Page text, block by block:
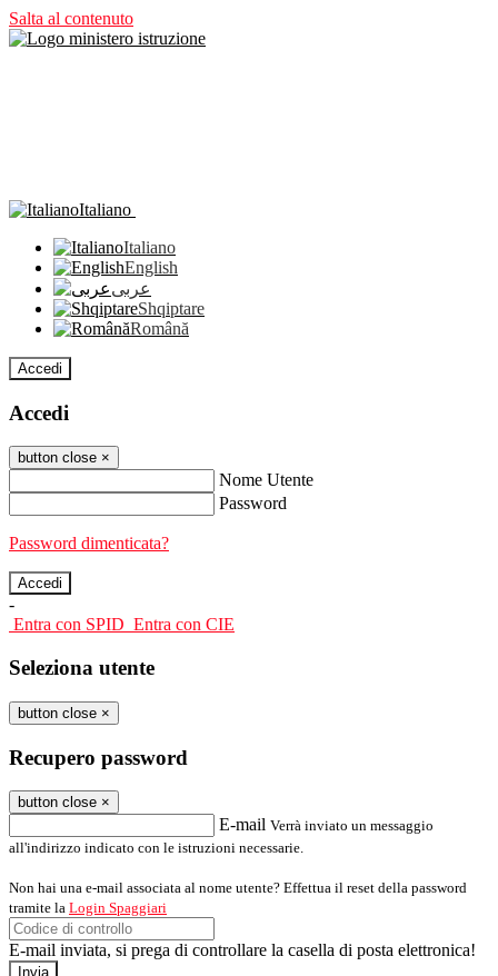
Salta al contenuto
Italiano
Italiano
English
عربى
Shqiptare
Română
Accedi
Accedi
button close ×
Nome Utente
Password
Password dimenticata?
-
Entra con SPID Entra con CIE
Seleziona utente
button close ×
Recupero password
button close ×
E-mail Verrà inviato un messaggio
all'indirizzo indicato con le istruzioni necessarie.
Non hai una e-mail associata al nome utente? Effettua il reset della password
tramite la Login Spaggiari
E-mail inviata, si prega di controllare la casella di posta elettronica!